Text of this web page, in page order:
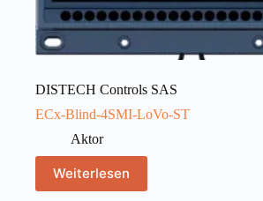
DISTECH Controls SAS
ECx-Blind-4SMI-LoVo-ST
Aktor
Weiterlesen